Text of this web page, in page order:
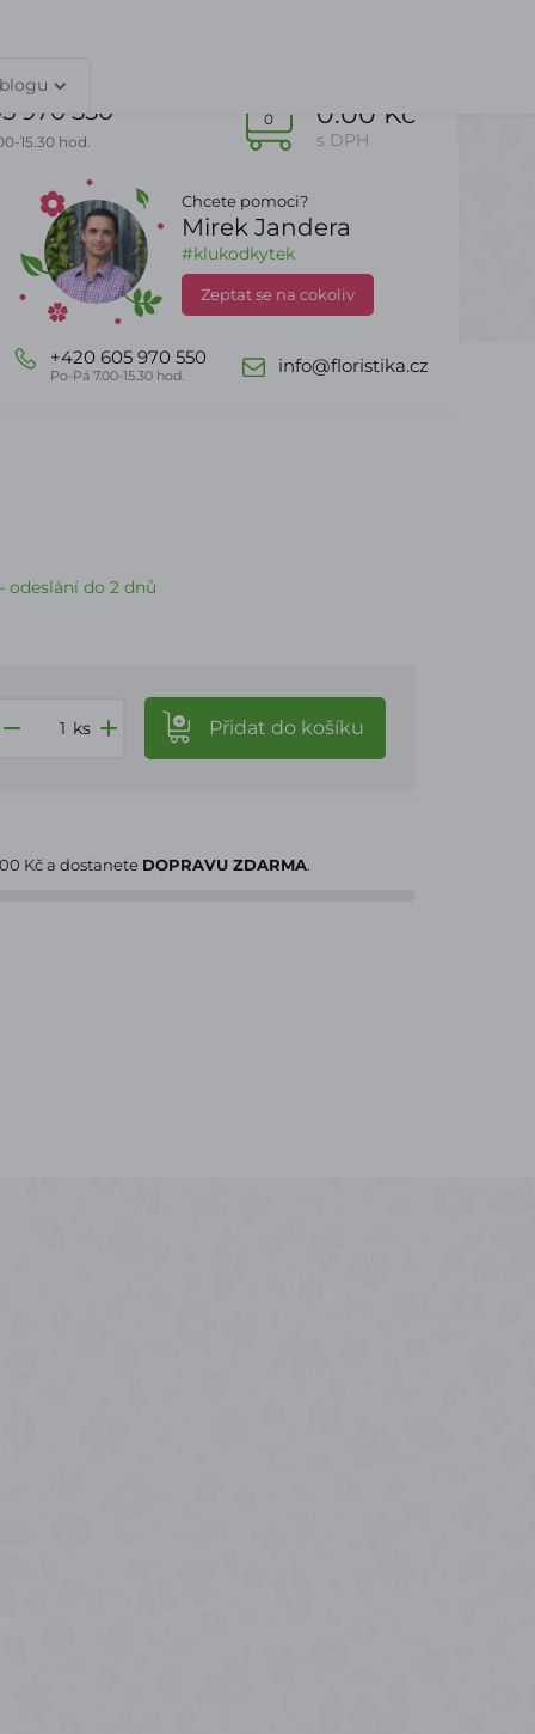
970 550
15.30 hod.
0 0.00 Kč
s DPH
Dle sezony DealZone
odeslání do 2 dnů
ks Přidat do košíku
Kča dostanete DOPRAVU ZDARMA.
Chcete pomoci?
Mirek Jandera
#klukodkytek
Zeptat se na cokoliv
+420 605 970 550
Po-Pá 7.00-15.30 hod. info@floristika.cz